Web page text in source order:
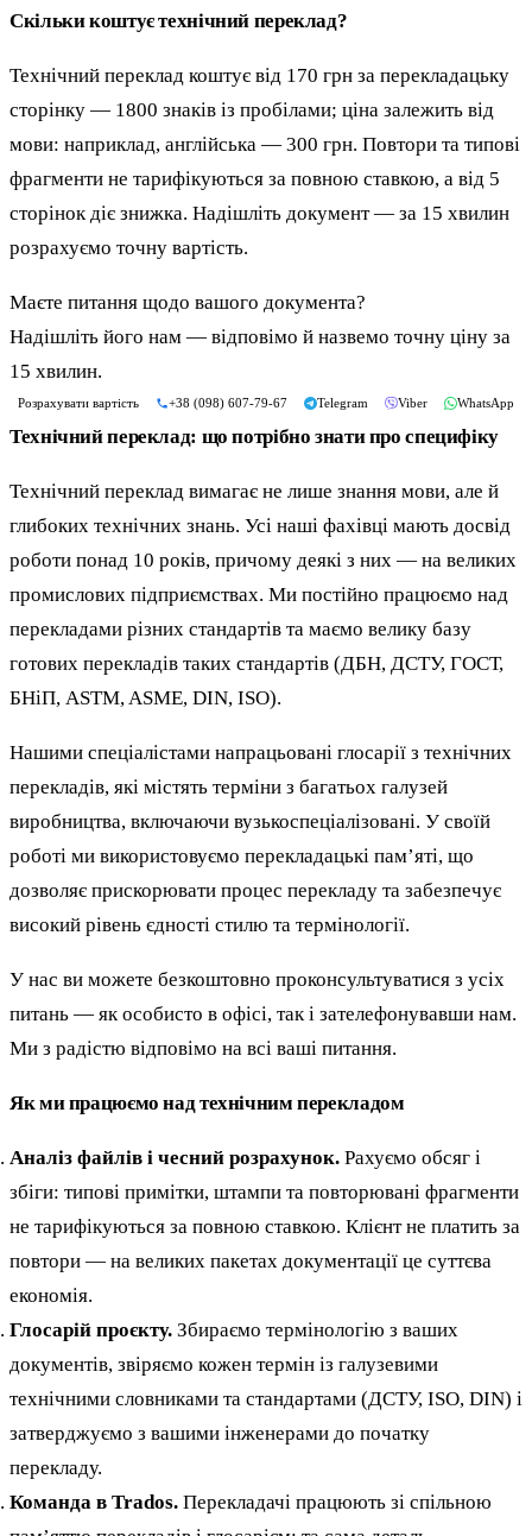
Скільки коштує технічний переклад?
Технічний переклад коштує від 170 грн за перекладацьку
сторінку — 1800 знаків із пробілами; ціна залежить від
мови: наприклад, англійська — 300 грн. Повтори та типові
фрагменти не тарифікуються за повною ставкою, а від 5
сторінок діє знижка. Надішліть документ — за 15 хвилин
розрахуємо точну вартість.
Маєте питання щодо вашого документа?
Надішліть його нам — відповімо й назвемо точну ціну за
15 хвилин.
Розрахувати вартість +38 (098) 607-79-67 Telegram Viber WhatsApp
Технічний переклад: що потрібно знати про специфіку
Технічний переклад вимагає не лише знання мови, але й
глибоких технічних знань. Усі наші фахівці мають досвід
роботи понад 10 років, причому деякі з них — на великих
промислових підприємствах. Ми постійно працюємо над
перекладами різних стандартів та маємо велику базу
готових перекладів таких стандартів (ДБН, ДСТУ, ГОСТ,
БНіП, ASTM, ASME, DIN, ISO).
Нашими спеціалістами напрацьовані глосарії з технічних
перекладів, які містять терміни з багатьох галузей
виробництва, включаючи вузькоспеціалізовані. У своїй
роботі ми використовуємо перекладацькі памʼяті, що
дозволяє прискорювати процес перекладу та забезпечує
високий рівень єдності стилю та термінології.
У нас ви можете безкоштовно проконсультуватися з усіх
питань — як особисто в офісі, так і зателефонувавши нам.
Ми з радістю відповімо на всі ваші питання.
Як ми працюємо над технічним перекладом
Аналіз файлів і чесний розрахунок. Рахуємо обсяг і
збіги: типові примітки, штампи та повторювані фрагменти
не тарифікуються за повною ставкою. Клієнт не платить за
повтори — на великих пакетах документації це суттєва
економія.
Глосарій проєкту. Збираємо термінологію з ваших
документів, звіряємо кожен термін із галузевими
технічними словниками та стандартами (ДСТУ, ISO, DIN) і
затверджуємо з вашими інженерами до початку
перекладу.
Команда в Trados. Перекладачі працюють зі спільною